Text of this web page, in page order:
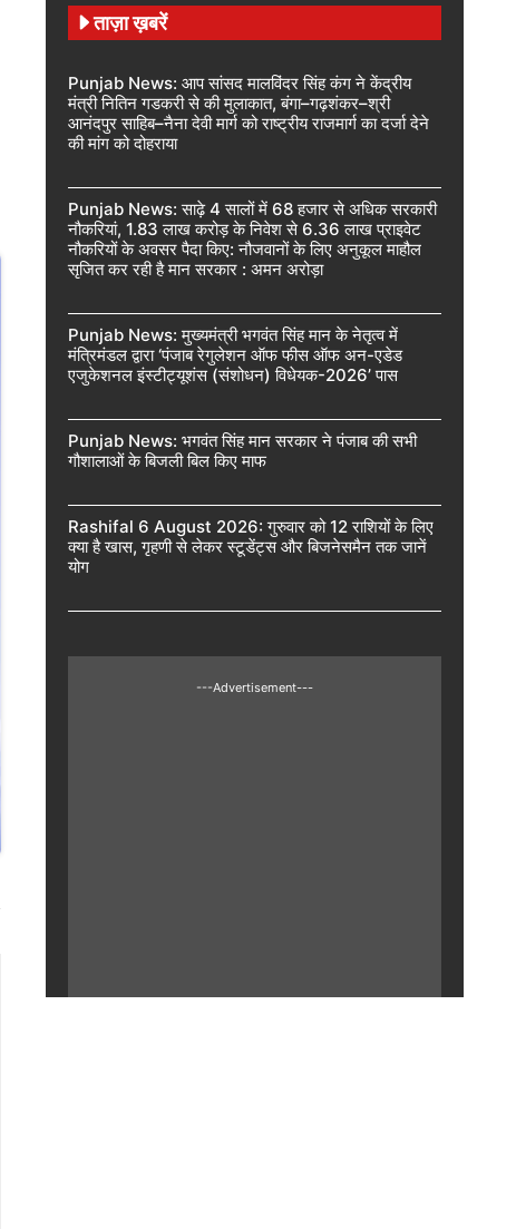
ताज़ा ख़बरें
Punjab News: आप सांसद मालविंदर सिंह कंग ने केंद्रीय
मंत्री नितिन गडकरी से की मुलाकात, बंगा–गढ़शंकर–श्री
आनंदपुर साहिब–नैना देवी मार्ग को राष्ट्रीय राजमार्ग का दर्जा देने
की मांग को दोहराया
Punjab News: साढ़े 4 सालों में 68 हजार से अधिक सरकारी
नौकरियां, 1.83 लाख करोड़ के निवेश से 6.36 लाख प्राइवेट
नौकरियों के अवसर पैदा किए: नौजवानों के लिए अनुकूल माहौल
सृजित कर रही है मान सरकार : अमन अरोड़ा
Punjab News: मुख्यमंत्री भगवंत सिंह मान के नेतृत्व में
मंत्रिमंडल द्वारा ‘पंजाब रेगुलेशन ऑफ फीस ऑफ अन-एडेड
एजुकेशनल इंस्टीट्यूशंस (संशोधन) विधेयक-2026’ पास
Punjab News: भगवंत सिंह मान सरकार ने पंजाब की सभी
गौशालाओं के बिजली बिल किए माफ
Rashifal 6 August 2026: गुरुवार को 12 राशियों के लिए
क्या है खास, गृहणी से लेकर स्टूडेंट्स और बिजनेसमैन तक जानें
योग
---Advertisement---